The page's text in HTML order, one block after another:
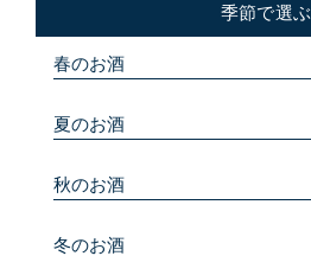
季節で選ぶ
春のお酒
夏のお酒
秋のお酒
冬のお酒